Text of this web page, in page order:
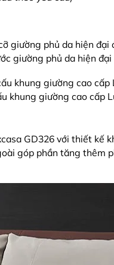
giường phủ da hiện
khung giường cao cấp
GD326 với thiết kế
góp phần tăng thêm